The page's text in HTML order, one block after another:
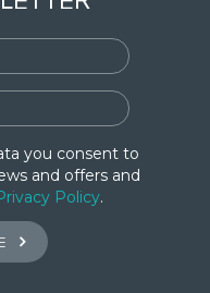
you consent to
and offers and
Policy.